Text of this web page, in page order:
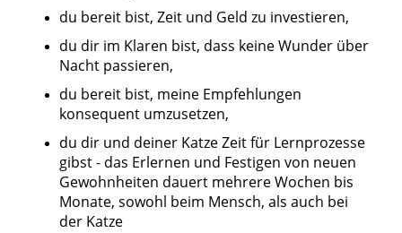
du bereit bist, Zeit und Geld zu investieren,
du dir im Klaren bist, dass keine Wunder über
Nacht passieren,
du bereit bist, meine Empfehlungen
konsequent umzusetzen,
du dir und deiner Katze Zeit für Lernprozesse
gibst - das Erlernen und Festigen von neuen
Gewohnheiten dauert mehrere Wochen bis
Monate, sowohl beim Mensch, als auch bei
der Katze